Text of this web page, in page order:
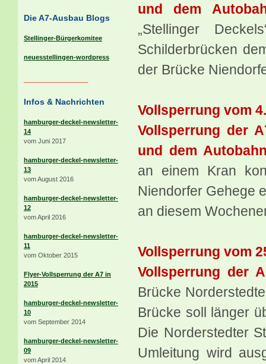
Die A7-Ausbau Blogs
Stellinger-Bürgerkomitee
neuesstellingen-wordpress
Infos & Nachrichten
hamburger-deckel-newsletter-
14
vom Juni 2017
hamburger-deckel-newsletter-
13
vom August 2016
hamburger-deckel-newsletter-
12
vom April 2016
hamburger-deckel-newsletter-
11
vom Oktober 2015
Flyer-Vollsperrung der A7 in
2015
hamburger-deckel-newsletter-
10
vom September 2014
hamburger-deckel-newsletter-
09
vom April 2014
und dem
„Stellinger
Schilderbrücken
der Brücke
Vollsperrung vom
Vollsperrung der
und dem
an einem Kran
Niendorfer Gehege
an diesem
Vollsperrung vom
Vollsperrung der
Brücke
Brücke soll länger
Die Norderstedter
Umleitung wird